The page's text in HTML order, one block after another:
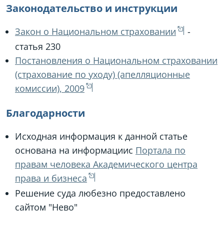
Законодательство и инструкции
Закон о Национальном страховании
-
статья 230
Постановления о Национальном страховании
(страхование по уходу) (апелляционные
комиссии), 2009
Благодарности
Исходная информация к данной статье
основана на информациис Портала по
правам человека Академического центра
права и бизнеса
Решение суда любезно предоставлено
сайтом "Нево"